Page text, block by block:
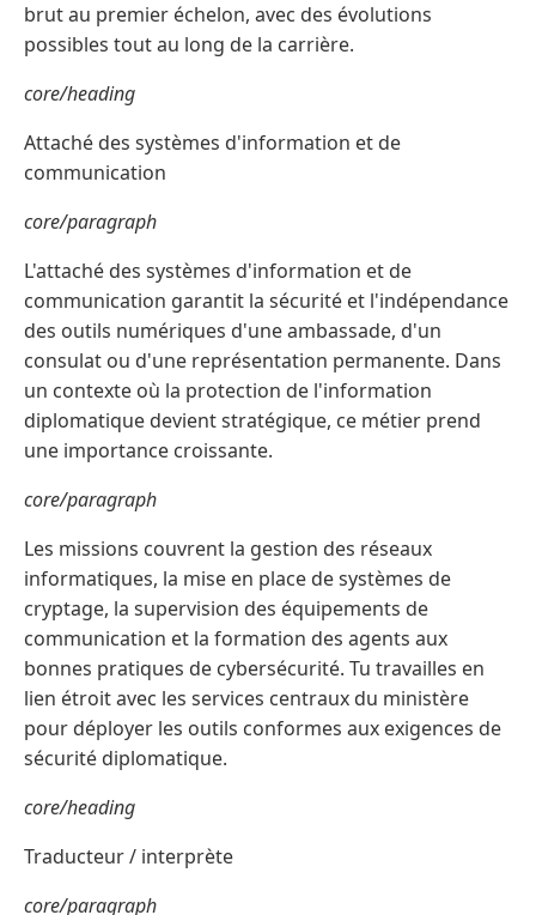
brut au premier échelon, avec des évolutions
possibles tout au long de la carrière.
core/heading
Attaché des systèmes d'information et de
communication
core/paragraph
L'attaché des systèmes d'information et de
communication garantit la sécurité et l'indépendance
des outils numériques d'une ambassade, d'un
consulat ou d'une représentation permanente. Dans
un contexte où la protection de l'information
diplomatique devient stratégique, ce métier prend
une importance croissante.
core/paragraph
Les missions couvrent la gestion des réseaux
informatiques, la mise en place de systèmes de
cryptage, la supervision des équipements de
communication et la formation des agents aux
bonnes pratiques de cybersécurité. Tu travailles en
lien étroit avec les services centraux du ministère
pour déployer les outils conformes aux exigences de
sécurité diplomatique.
core/heading
Traducteur / interprète
core/paragraph